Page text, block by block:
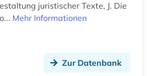
(2)
juristischer Texte, J. Die
Mehr Informationen
Zur Datenbank